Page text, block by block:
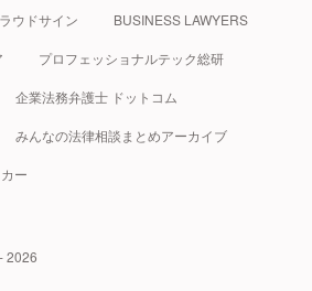
ウドサイン BUSINESS LAWYERS
プロフェッショナルテック総研
企業法務弁護士 ドットコム
みんなの法律相談まとめアーカイブ
ー
2026